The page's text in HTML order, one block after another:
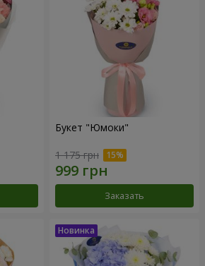
Букет "Юмоки"
1 175 грн
Заказать